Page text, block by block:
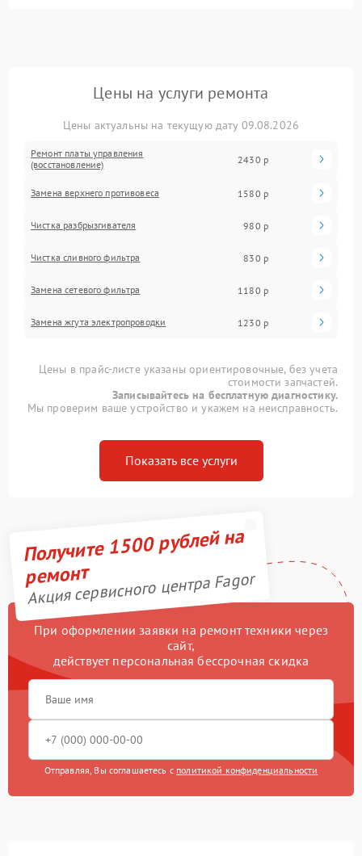
Цены на услуги ремонта
Цены актуальны на текущую дату 09.08.2026
Ремонт платы управления
(восстановление)
2430 р
Замена верхнего противовеса 1580 р
Чистка разбрызгивателя 980 р
Чистка сливного фильтра 830 р
Замена сетевого фильтра 1180 р
Замена жгута электропроводки 1230 р
Цены в прайс-листе указаны ориентировочные, без учета
стоимости запчастей.
Записывайтесь на бесплатную диагностику.
Мы проверим ваше устройство и укажем на неисправность.
Показать все услуги
Получите 1500 рублей на
ремонт
Акция сервисного центра Fagor
При оформлении заявки на ремонт техники через
сайт,
действует персональная бессрочная скидка
Отправляя, Вы соглашаетесь с политикой конфиденциальности